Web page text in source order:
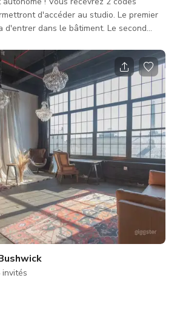
d'accéder au studio. Le premier
d'entrer dans le bâtiment. Le second
vos heures de réservation
- Comment entrer dans le bâtiment et
- Comment utiliser l'équipement Notre
invités